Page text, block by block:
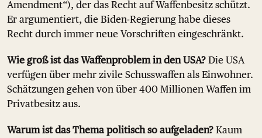
Amendment“), der das Recht auf Waffenbesitz schützt.
Er argumentiert, die Biden-Regierung habe dieses
Recht durch immer neue Vorschriften eingeschränkt.
Wie groß ist das Waffenproblem in den USA? Die USA
verfügen über mehr zivile Schusswaffen als Einwohner.
Schätzungen gehen von über 400 Millionen Waffen im
Privatbesitz aus.
Warum ist das Thema politisch so aufgeladen? Kaum